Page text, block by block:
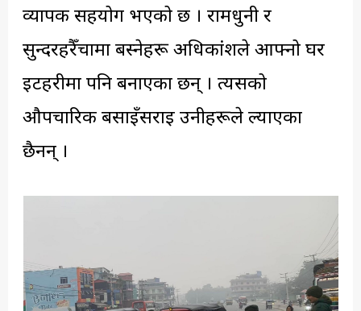
व्यापक सहयोग भएको छ । रामधुनी र
सुन्दरहरैँचामा बस्नेहरू अधिकांशले आफ्नो घर
इटहरीमा पनि बनाएका छन् । त्यसको
औपचारिक बसाइँसराइ उनीहरूले ल्याएका
छैनन् ।